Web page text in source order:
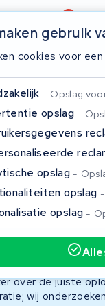
4,6/5
Google 510+
gebruik
cookies voor
Opslag
opslag
opslag
opslag
opslag
Accu
over de juiste
wij
om te zoeken